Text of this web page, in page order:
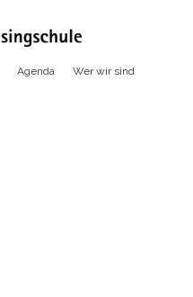
Agenda Wer wir sind